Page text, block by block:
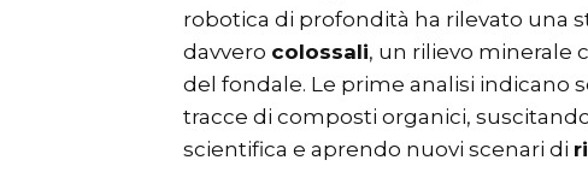
robotica di profondità ha rilevato una
davvero colossali, un rilievo minerale
del fondale. Le prime analisi indicano
tracce di composti organici,
scientifica e aprendo nuovi scenari di